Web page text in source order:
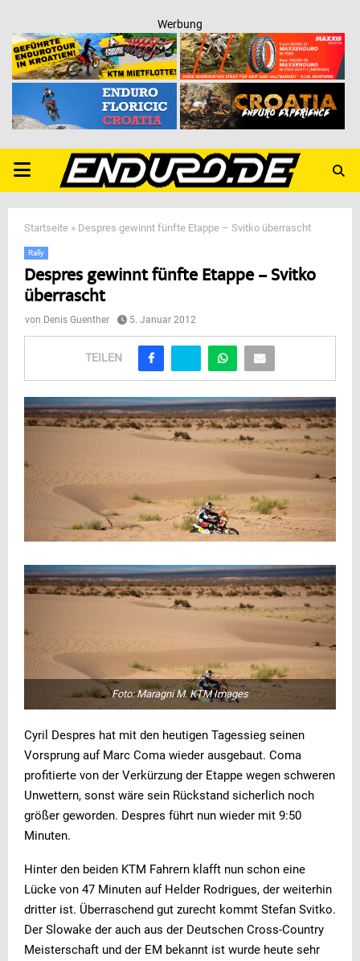
Werbung
PRIMARY
MENU
Startseite » Despres gewinnt fünfte Etappe – Svitko überrascht
Rally
Despres gewinnt fünfte Etappe – Svitko
überrascht
von Denis Guenther 5. Januar 2012
TEILEN
Foto: Maragni M. KTM Images
Cyril Despres hat mit den heutigen Tagessieg seinen
Vorsprung auf Marc Coma wieder ausgebaut. Coma
profitierte von der Verkürzung der Etappe wegen schweren
Unwettern, sonst wäre sein Rückstand sicherlich noch
größer geworden. Despres führt nun wieder mit 9:50
Minuten.
Hinter den beiden KTM Fahrern klafft nun schon eine
Lücke von 47 Minuten auf Helder Rodrigues, der weiterhin
dritter ist. Überraschend gut zurecht kommt Stefan Svitko.
Der Slowake der auch aus der Deutschen Cross-Country
Meisterschaft und der EM bekannt ist wurde heute sehr